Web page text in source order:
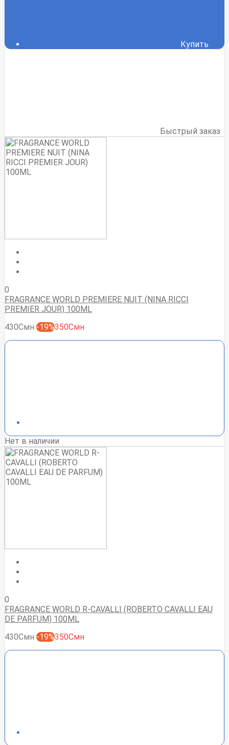
Купить
Быстрый заказ
0
FRAGRANCE WORLD PREMIERE NUIT (NINA RICCI
PREMIER JOUR) 100ML
430Смн -19%350Смн
Нет в наличии
0
FRAGRANCE WORLD R-CAVALLI (ROBERTO CAVALLI EAU
DE PARFUM) 100ML
430Смн -19%350Смн